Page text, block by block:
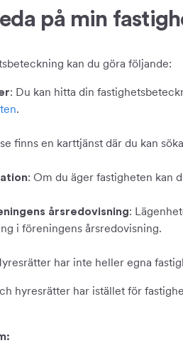
på min
kan du göra följande:
: Du kan hitta din
.
finns en karttjänst där du kan
: Om du äger fastigheten kan
årsredovisning:
i föreningens årsredovisning.
har inte heller egna
hyresrätter har istället för